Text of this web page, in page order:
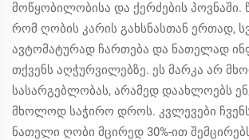
მოწყობილობისა და ქერძების პოვნაში.
რომ ღობის კარის გახსნასთან ერთად,
ავტომატურად ჩართება და ნათელად
თქვენს აღჭურვილებზე. ეს მარკა არ
სასარგებლობას, არამედ დაახლოებს
მხოლოდ საჭირო დროს. კვლევები
ნათელი ღობი მცირედ 30%-ით